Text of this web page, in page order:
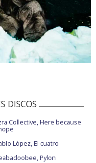
DISCOS
Collective, Here because
López, El cuatro
Pylon